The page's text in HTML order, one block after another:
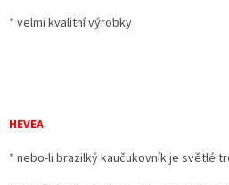
* velmi kvalitní výrobky
HEVEA
* nebo-li brazilký kaučukovník je světlé